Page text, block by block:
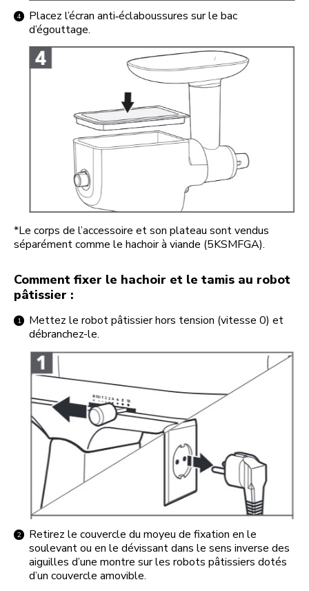
Placez l’écran anti‑éclaboussures sur le bac
d’égouttage.
*Le corps de l’accessoire et son plateau sont vendus
séparément comme le hachoir à viande (5KSMFGA).
Comment fixer le hachoir et le tamis au robot
pâtissier :
Mettez le robot pâtissier hors tension (vitesse 0) et
débranchez-le.
Retirez le couvercle du moyeu de fixation en le
soulevant ou en le dévissant dans le sens inverse des
aiguilles d’une montre sur les robots pâtissiers dotés
d’un couvercle amovible.